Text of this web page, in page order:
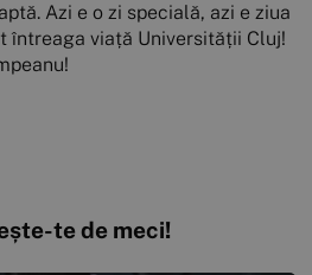
Azi e o zi specială, azi e ziua
întreaga viață Universității Cluj!
te de meci!